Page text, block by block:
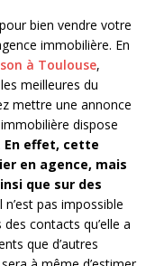
bien vendre votre
immobilière. En
à Toulouse,
meilleures du
mettre une annonce
dispose
En effet, cette
en agence, mais
que sur des
n’est pas impossible
contacts qu’elle a
que d’autres